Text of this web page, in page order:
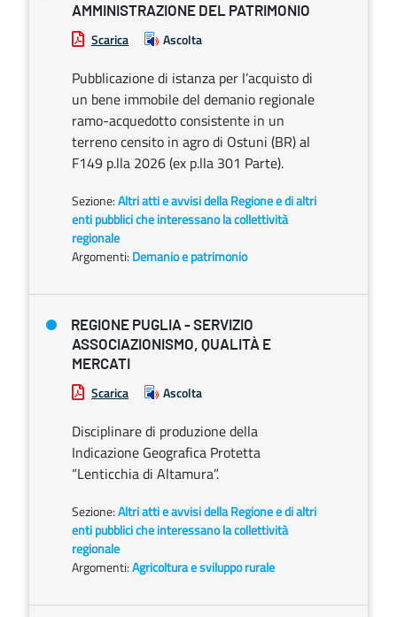
AMMINISTRAZIONE DEL PATRIMONIO
Scarica Ascolta
Pubblicazione di istanza per l’acquisto di
un bene immobile del demanio regionale
ramo-acquedotto consistente in un
terreno censito in agro di Ostuni (BR) al
F149 p.lla 2026 (ex p.lla 301 Parte).
Sezione:Altri atti e avvisi della Regione e di altri
enti pubblici che interessano la collettività
regionale
Argomenti: Demanio e patrimonio
REGIONE PUGLIA - SERVIZIO
ASSOCIAZIONISMO, QUALITÀ E
MERCATI
Scarica Ascolta
Disciplinare di produzione della
Indicazione Geografica Protetta
“Lenticchia di Altamura”.
Sezione:Altri atti e avvisi della Regione e di altri
enti pubblici che interessano la collettività
regionale
Argomenti:Agricoltura e sviluppo rurale